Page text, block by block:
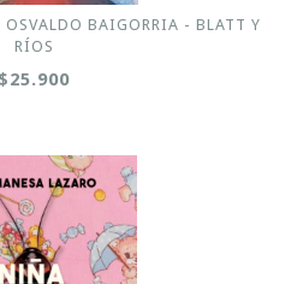
OSVALDO BAIGORRIA - BLATT Y
RÍOS
$25.900